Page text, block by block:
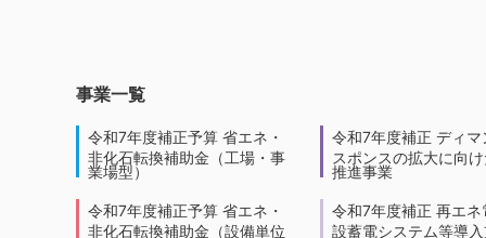
事業一覧
令和7年度補正予算 省エネ・
非化石転換補助金（工場・事
業場型）
令和7年度補正予算 省エネ・
非化石転換補助金（設備単位
令和7年度補正 ディマ
スポンスの拡大に向
推進事業
令和7年度補正 再エネ
設蓄電システム等導